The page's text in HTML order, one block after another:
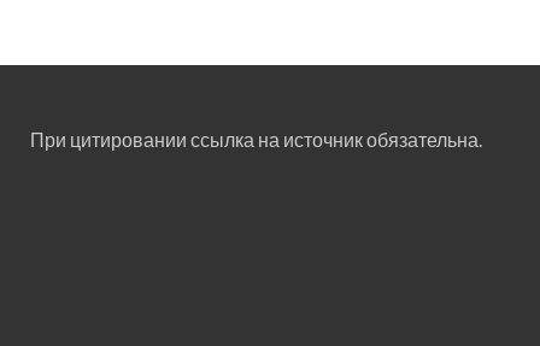
При цитировании ссылка на источник обязательна.